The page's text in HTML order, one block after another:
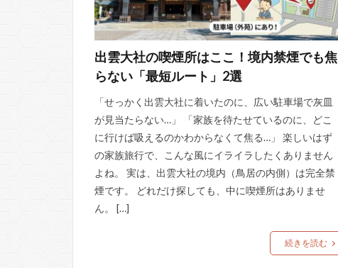
出雲大社の喫煙所はここ！境内禁煙でも焦
らない「最短ルート」2選
「せっかく出雲大社に着いたのに、広い駐車場で灰皿
が見当たらない…」 「家族を待たせているのに、どこ
に行けば吸えるのかわからなくて焦る…」 楽しいはず
の家族旅行で、こんな風にイライラしたくありません
よね。 実は、出雲大社の境内（鳥居の内側）は完全禁
煙です。 どれだけ探しても、中に喫煙所はありませ
ん。 […]
続きを読む